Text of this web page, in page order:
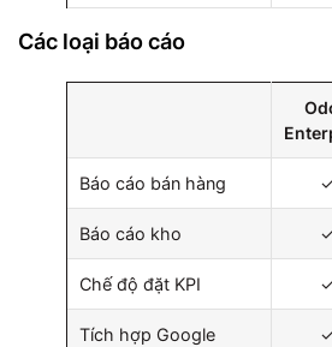
Các loại báo cáo
Báo cáo bán hàng
Báo cáo kho
Chế độ đặt KPI
Tích hợp Google